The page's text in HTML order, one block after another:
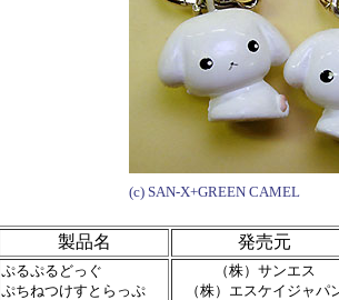
(c) SAN-X+GREEN CAMEL
製品名 発売元
ぷるぷるどっぐ
ぷちねつけすとらっぷ
（株）サンエス
（株）エスケイジャパ